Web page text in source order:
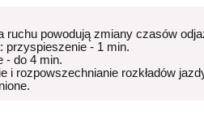
ruchu powodują zmiany czasów
przyspieszenie - 1 min.
- do 4 min.
i rozpowszechnianie rozkładów